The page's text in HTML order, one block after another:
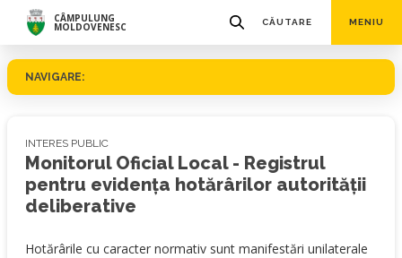
CÂMPULUNG
MOLDOVENESC CĂUTARE MENIU
NAVIGARE:
INTERES PUBLIC
Monitorul Oficial Local - Registrul
pentru evidenţa hotărârilor autorităţii
deliberative
Hotărârile cu caracter normativ sunt manifestări unilaterale